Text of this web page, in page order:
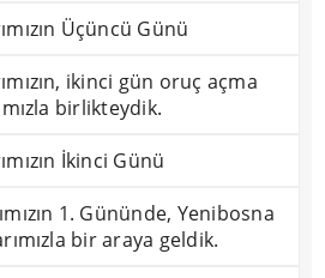
Üçüncü Günü
ikinci gün oruç açma
birlikteydik.
İkinci Günü
1. Gününde, Yenibosna
bir araya geldik.